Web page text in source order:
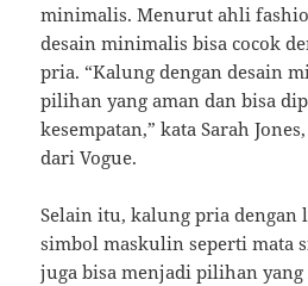
minimalis. Menurut ahli
desain minimalis bisa cocok
pria. “Kalung dengan desain
pilihan yang aman dan bisa
kesempatan,” kata Sarah
dari Vogue.
Selain itu, kalung pria
simbol maskulin seperti mata
juga bisa menjadi pilihan